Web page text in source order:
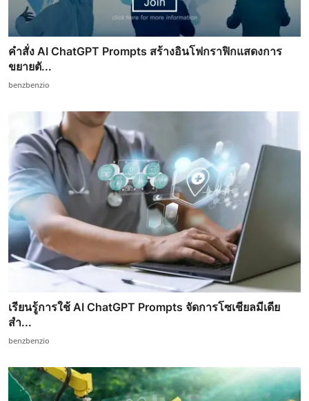
คำสั่ง AI ChatGPT Prompts สร้างอินโฟกราฟิกแสดงการ
ขยายตั...
benzbenzio
เรียนรู้การใช้ AI ChatGPT Prompts จัดการโซเชียลมีเดีย
สำ...
benzbenzio